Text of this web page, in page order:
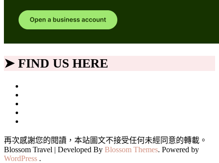
➤ FIND US HERE
再次感謝您的閱讀，本站圖文不接受任何未經同意的轉載。
Blossom Travel | Developed By Blossom Themes. Powered by
WordPress .